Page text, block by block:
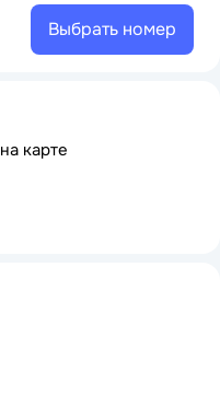
Выбрать номер